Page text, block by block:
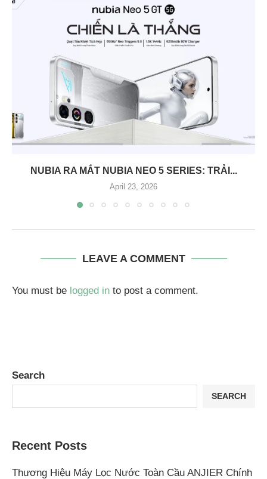
NUBIA RA MẮT NUBIA NEO 5 SERIES: TRẢI...
April 23, 2026
LEAVE A COMMENT
You must be logged in to post a comment.
Search
SEARCH
Recent Posts
Thương Hiệu Máy Lọc Nước Toàn Cầu ANJIER Chính